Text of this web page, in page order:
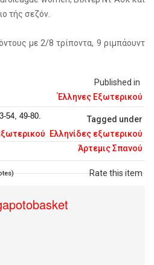
Published in
Έλληνες Εξωτερικού
Tagged under
Ελληνίδες εξωτερικού
Άρτεμις Σπανού
Rate this item
τής σεζόν.
με 2/8 τρίποντα, 9 ριμπάουντ
54, 49-80.